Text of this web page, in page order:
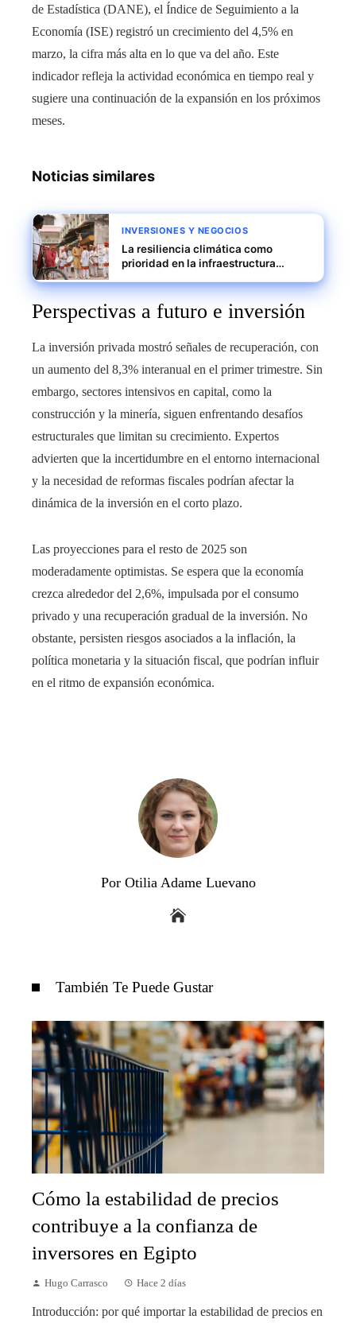
de Estadística (DANE), el Índice de Seguimiento a la
Economía (ISE) registró un crecimiento del 4,5% en
marzo, la cifra más alta en lo que va del año. Este
indicador refleja la actividad económica en tiempo real y
sugiere una continuación de la expansión en los próximos
meses.
Noticias similares
INVERSIONES Y NEGOCIOS
La resiliencia climática como
prioridad en la infraestructura
de India
Perspectivas a futuro e inversión
La inversión privada mostró señales de recuperación, con
un aumento del 8,3% interanual en el primer trimestre. Sin
embargo, sectores intensivos en capital, como la
construcción y la minería, siguen enfrentando desafíos
estructurales que limitan su crecimiento. Expertos
advierten que la incertidumbre en el entorno internacional
y la necesidad de reformas fiscales podrían afectar la
dinámica de la inversión en el corto plazo.
Las proyecciones para el resto de 2025 son
moderadamente optimistas. Se espera que la economía
crezca alrededor del 2,6%, impulsada por el consumo
privado y una recuperación gradual de la inversión. No
obstante, persisten riesgos asociados a la inflación, la
política monetaria y la situación fiscal, que podrían influir
en el ritmo de expansión económica.
Por Otilia Adame Luevano
También Te Puede Gustar
Cómo la estabilidad de precios
contribuye a la confianza de
inversores en Egipto
Hugo Carrasco Hace 2 días
Introducción: por qué importar la estabilidad de precios en